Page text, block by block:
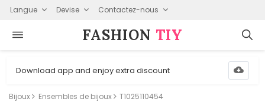
Langue Devise Contactez-nous
FASHION⁠ TIY
Download app and enjoy extra discount
Bijoux Ensembles de bijoux T1025110454